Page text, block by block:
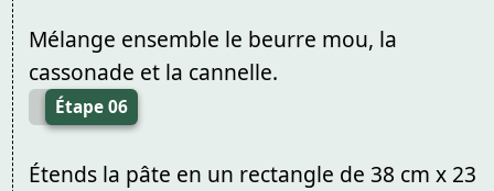
Mélange ensemble le beurre mou, la
cassonade et la cannelle.
Étape 06
Étends la pâte en un rectangle de 38 cm x 23